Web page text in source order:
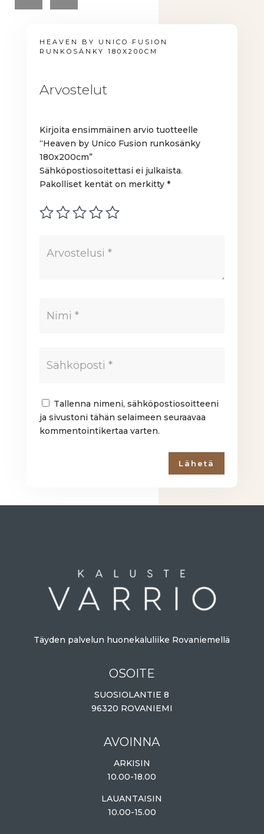
HEAVEN BY UNICO FUSION
RUNKOSÄNKY 180X200CM
Arvostelut
Kirjoita ensimmäinen arvio tuotteelle
“Heaven by Unico Fusion runkosänky
180x200cm”
Sähköpostiosoitettasi ei julkaista.
Pakolliset kentät on merkitty*
Tallenna nimeni, sähköpostiosoitteeni
ja sivustoni tähän selaimeen seuraavaa
kommentointikertaa varten.
Lähetä
Täyden palvelun huonekaluliike Rovaniemellä
OSOITE
SUOSIOLANTIE 8
96320 ROVANIEMI
AVOINNA
ARKISIN
10.00-18.00
LAUANTAISIN
10.00-15.00